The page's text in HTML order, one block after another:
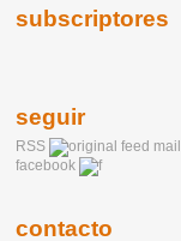
subscriptores
seguir
RSS mail
facebook
contacto